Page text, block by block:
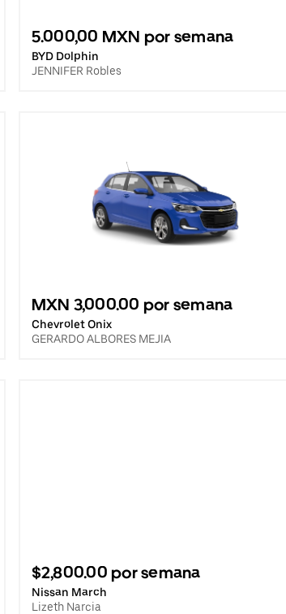
5.000,00 MXN por semana
BYD Dolphin
JENNIFER Robles
MXN 3,000.00 por semana
Chevrolet Onix
GERARDO ALBORES MEJIA
$2,800.00 por semana
Nissan March
Lizeth Narcia